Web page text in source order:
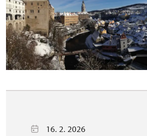
16. 2. 2026